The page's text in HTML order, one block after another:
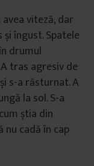
viteză, dar
îngust. Spatele
drumul
tras agresiv de
s-a răsturnat. A
la sol. S-a
știa din
cadă în cap